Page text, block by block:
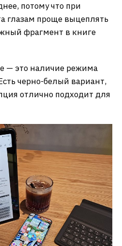
потому что при
глазам проще выцеплять
фрагмент в книге
— это наличие режима
черно-белый вариант,
отлично подходит для